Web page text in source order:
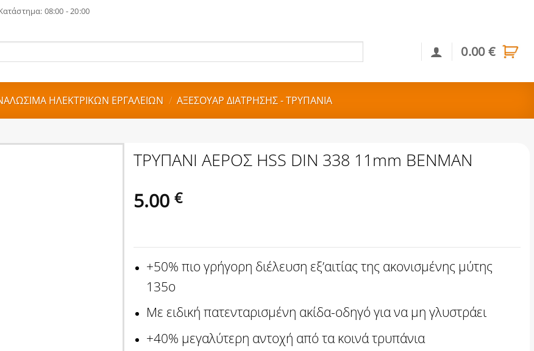
08:00 - 20:00
0.00€
ΗΛΕΚΤΡΙΚΩΝ ΕΡΓΑΛΕΙΩΝ / ΑΞΕΣΟΥΑΡ ΔΙΑΤΡΗΣΗΣ - ΤΡΥΠΑΝΙΑ
ΤΡΥΠΑΝΙ ΑΕΡΟΣ HSS DIN 338 11mm BENMAN
5.00 €
+50% πιο γρήγορη διέλευση εξ’αιτίας της ακονισμένης μύτης
135ο
Με ειδική πατενταρισμένη ακίδα-οδηγό για να μη γλυστράει
+40% μεγαλύτερη αντοχή από τα κοινά τρυπάνια